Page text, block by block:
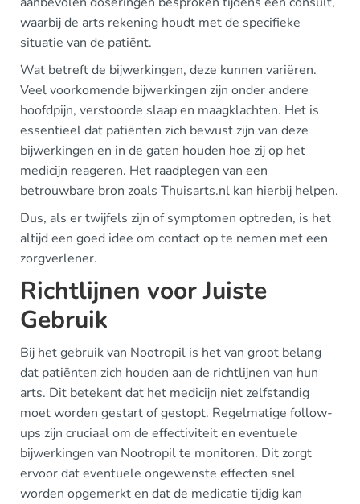
waarbij de arts rekening houdt met de specifieke
situatie van de patiënt.
Wat betreft de bijwerkingen, deze kunnen variëren.
Veel voorkomende bijwerkingen zijn onder andere
hoofdpijn, verstoorde slaap en maagklachten. Het is
essentieel dat patiënten zich bewust zijn van deze
bijwerkingen en in de gaten houden hoe zij op het
medicijn reageren. Het raadplegen van een
betrouwbare bron zoals Thuisarts.nl kan hierbij helpen.
Dus, als er twijfels zijn of symptomen optreden, is het
altijd een goed idee om contact op te nemen met een
zorgverlener.
Richtlijnen voor Juiste
Gebruik
Bij het gebruik van Nootropil is het van groot belang
dat patiënten zich houden aan de richtlijnen van hun
arts. Dit betekent dat het medicijn niet zelfstandig
moet worden gestart of gestopt. Regelmatige follow-
ups zijn cruciaal om de effectiviteit en eventuele
bijwerkingen van Nootropil te monitoren. Dit zorgt
ervoor dat eventuele ongewenste effecten snel
worden opgemerkt en dat de medicatie tijdig kan